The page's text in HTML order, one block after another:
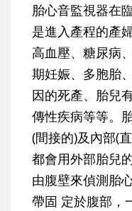
胎心音監視器在
是進入產程的產
高血壓、糖尿病
期妊娠、多胞胎
因的死產、胎兒
傳性疾病等等。
(間接的)及內部(
都會用外部胎兒
由腹壁來偵測胎
帶固 定於腹部，